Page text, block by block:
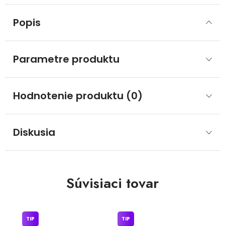
Popis
Parametre produktu
Hodnotenie produktu (0)
Diskusia
Súvisiaci tovar
TIP TIP